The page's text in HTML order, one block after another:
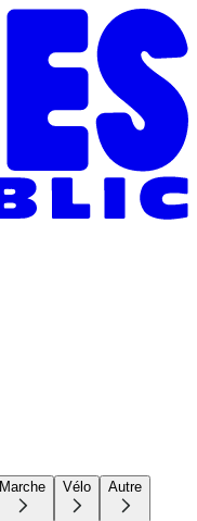
Marche Vélo Autre